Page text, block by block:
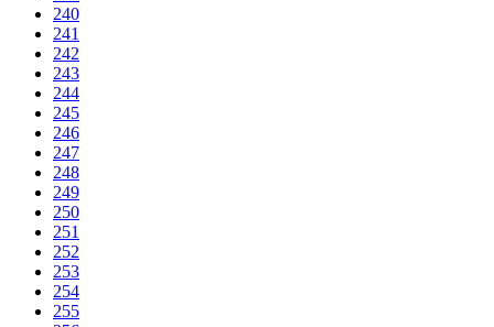
240
241
242
243
244
245
246
247
248
249
250
251
252
253
254
255